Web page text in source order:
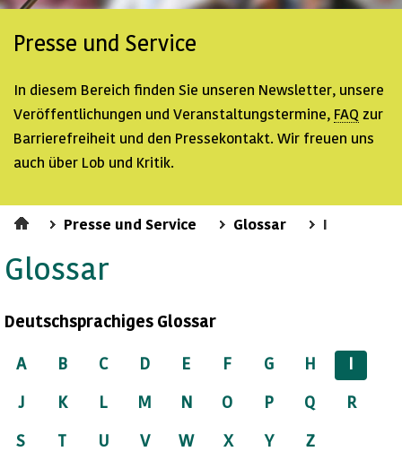
Presse und Service
In diesem Bereich finden Sie unseren Newsletter, unsere
Veröffentlichungen und Veranstaltungstermine, FAQ zur
Barrierefreiheit und den Pressekontakt. Wir freuen uns
auch über Lob und Kritik.
Presse und Service Glossar I
Glossar
Deutschsprachiges Glossar
A B C D E F G H I
J K L M N O P Q R
S T U V W X Y Z